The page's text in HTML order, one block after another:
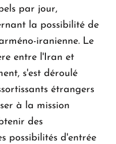
par jour,
la possibilité de
iranienne. Le
entre l'Iran et
s'est déroulé
étrangers
à la mission
des
possibilités d'entrée